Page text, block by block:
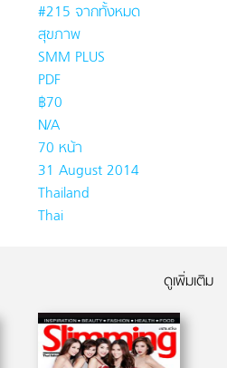
#215 จากทั้งหมด
สุขภาพ
SMM PLUS
PDF
฿70
N/A
70 หน้า
31 August 2014
Thailand
Thai
ดูเพิ่มเติม